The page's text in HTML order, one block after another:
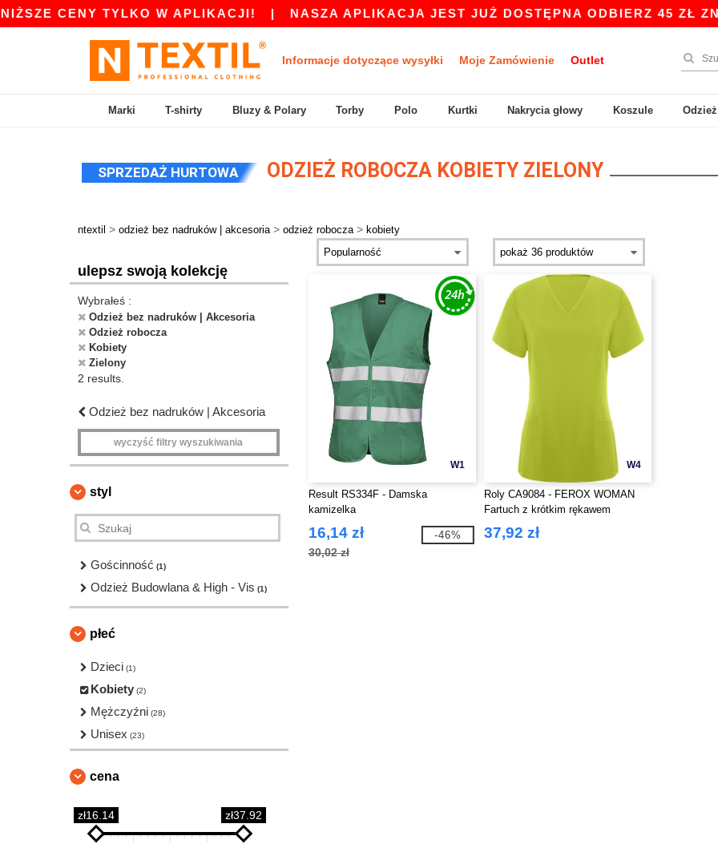
CENY TYLKO W APLIKACJI!| NASZA APLIKACJA JEST JUŻ DOSTĘPNA ODBIERZ 45 ZŁ
Informacje dotyczące wysyłki Moje Zamówienie Outlet
Marki T-shirty Bluzy & Polary Torby Polo Kurtki Nakrycia głowy Koszule
SPRZEDAŻ HURTOWA ODZIEŻ ROBOCZA KOBIETY ZIELONY
ntextil > odzież bez nadruków | akcesoria > odzież robocza > kobiety
ulepsz swoją kolekcję
Wybrałeś :
Odzież bez nadruków | Akcesoria
Odzież robocza
Kobiety
Zielony
2 results.
Odzież bez nadruków | Akcesoria
wyczyść filtry wyszukiwania
styl
Gościnność (1)
Odzież Budowlana & High - Vis (1)
płeć
Dzieci (1)
Kobiety (2)
Mężczyźni (28)
Unisex (23)
cena
zł16.14 zł37.92
W1
Result RS334F - Damska
kamizelka
16,14 zł
30,02 zł
-46%
W4
Roly CA9084 - FEROX WOMAN
Fartuch z krótkim rękawem
37,92 zł